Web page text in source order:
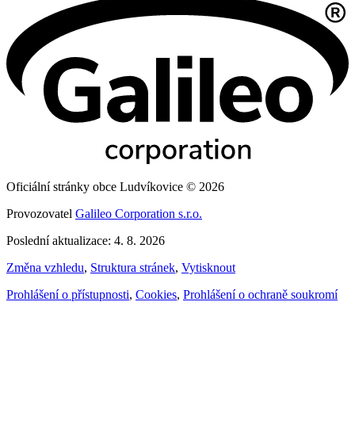
Oficiální stránky obce Ludvíkovice © 2026
Provozovatel Galileo Corporation s.r.o.
Poslední aktualizace: 4. 8. 2026
Změna vzhledu, Struktura stránek, Vytisknout
Prohlášení o přístupnosti, Cookies, Prohlášení o ochraně soukromí